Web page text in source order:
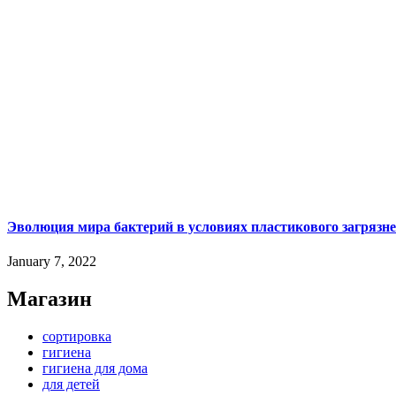
Эволюция мира бактерий в условиях пластикового
January 7, 2022
Магазин
сортировка
гигиена
гигиена для дома
для детей